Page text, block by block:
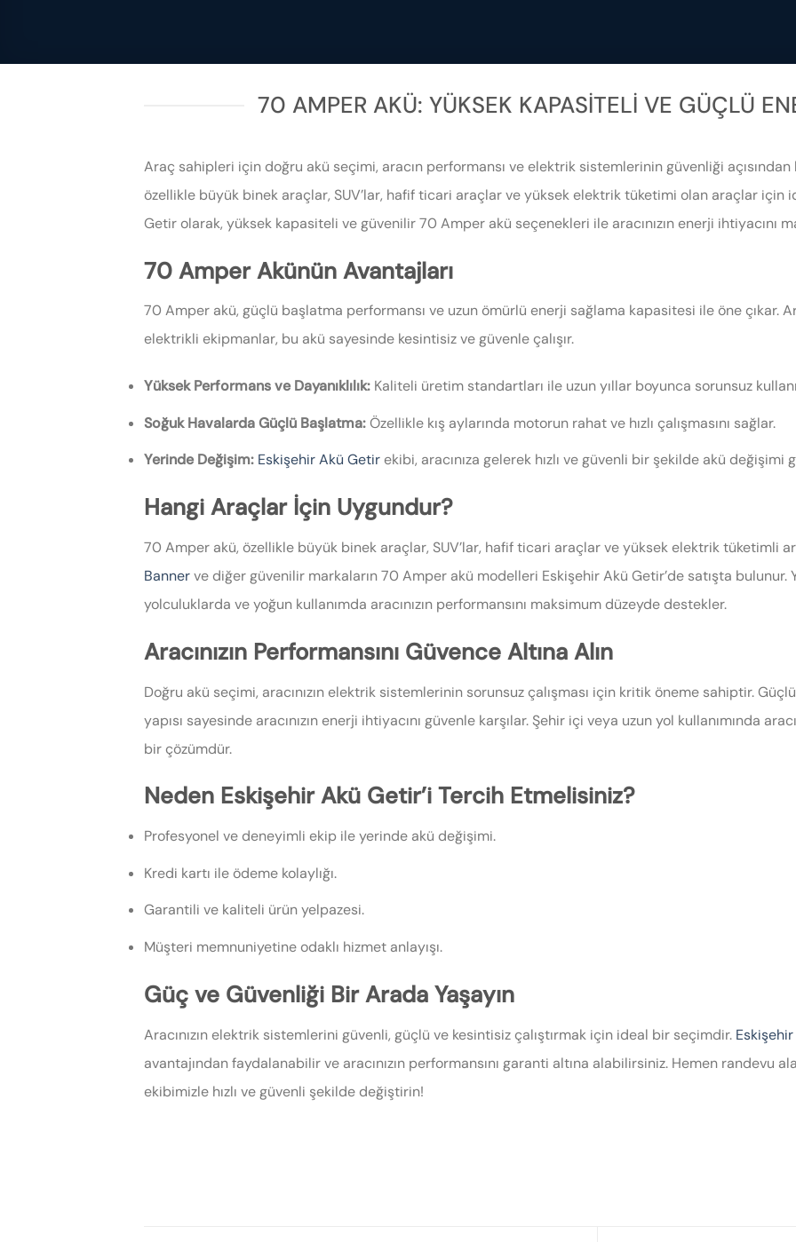
70 AMPER AKÜ: YÜKSEK KAPASITELI VE GÜÇLÜ
Araç sahipleri için doğru akü seçimi, aracın performansı ve elektrik sistemlerinin güvenliği
özellikle büyük binek araçlar, SUV’lar, hafif ticari araçlar ve yüksek elektrik tüketimi olan araçlar için
Getir olarak, yüksek kapasiteli ve güvenilir 70 Amper akü seçenekleri ile aracınızın enerji ihtiyacını
70 Amper Akünün Avantajları
70 Amper akü, güçlü başlatma performansı ve uzun ömürlü enerji sağlama kapasitesi ile öne çıkar.
elektrikli ekipmanlar, bu akü sayesinde kesintisiz ve güvenle çalışır.
Yüksek Performans ve Dayanıklılık: Kaliteli üretim standartları ile uzun yıllar boyunca sorunsuz
Soğuk Havalarda Güçlü Başlatma:Özellikle kış aylarında motorun rahat ve hızlı çalışmasını sağlar.
Yerinde Değişim: Eskişehir Akü Getir ekibi, aracınıza gelerek hızlı ve güvenli bir şekilde akü değişimi
Hangi Araçlar İçin Uygundur?
70 Amper akü, özellikle büyük binek araçlar, SUV’lar, hafif ticari araçlar ve yüksek elektrik tüketimli
Bannerve diğer güvenilir markaların 70 Amper akü modelleri Eskişehir Akü Getir’de satışta bulunur.
yolculuklarda ve yoğun kullanımda aracınızın performansını maksimum düzeyde destekler.
Aracınızın Performansını Güvence Altına Alın
Doğru akü seçimi, aracınızın elektrik sistemlerinin sorunsuz çalışması için kritik öneme sahiptir.
yapısı sayesinde aracınızın enerji ihtiyacını güvenle karşılar. Şehir içi veya uzun yol kullanımında
bir çözümdür.
Neden Eskişehir Akü Getir’i Tercih Etmelisiniz?
Profesyonel ve deneyimli ekip ile yerinde akü değişimi.
Kredi kartı ile ödeme kolaylığı.
Garantili ve kaliteli ürün yelpazesi.
Müşteri memnuniyetine odaklı hizmet anlayışı.
Güç ve Güvenliği Bir Arada Yaşayın
Aracınızın elektrik sistemlerini güvenli, güçlü ve kesintisiz çalıştırmak için ideal bir seçimdir.
avantajından faydalanabilir ve aracınızın performansını garanti altına alabilirsiniz. Hemen randevu
ekibimizle hızlı ve güvenli şekilde değiştirin!